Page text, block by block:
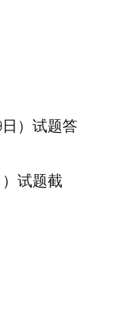
）试题答
试题截